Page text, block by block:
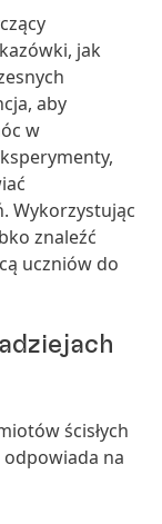
jak
aby
w
Wykorzystując
znaleźć
uczniów do
ścisłych
na